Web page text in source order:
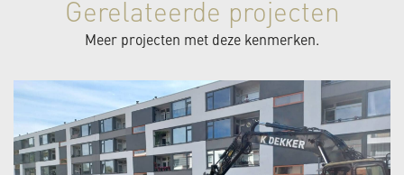
Gerelateerde projecten
Meer projecten met deze kenmerken.